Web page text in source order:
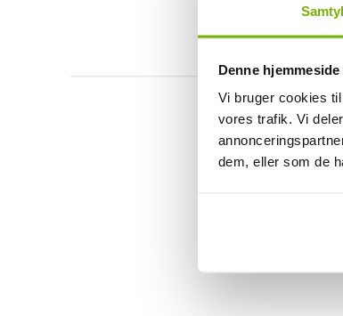
Denne
Vi bruger cookies
vores trafik. Vi
dem, eller som de